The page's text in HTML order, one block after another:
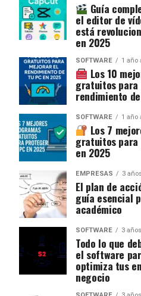
Guía
el editor de
está
en 2025
SOFTWARE 1 año
Los 10
gratuitos
rendimiento
SOFTWARE 1 año
Los 7
gratuitos
en 2025
EMPRESAS 3
El plan de
guía esencial
académico
SOFTWARE 3
Todo lo que
el software
optimiza tus
negocio